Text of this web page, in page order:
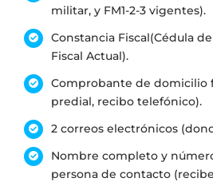
militar, y FM1-2-3 vigentes).
Constancia Fiscal(Cédula
Fiscal Actual).
Comprobante de domicilio
predial, recibo telefónico).
2 correos electrónicos
Nombre completo y
persona de contacto